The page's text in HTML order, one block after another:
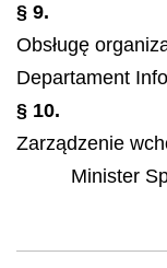
§ 9.
Obsługę
Departament
§ 10.
Zarządzenie
Minister